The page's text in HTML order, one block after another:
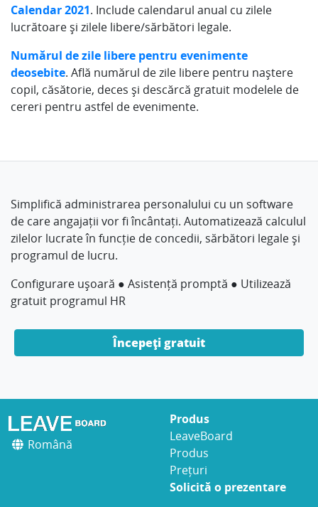
Calendar 2021. Include calendarul anual cu zilele
lucrătoare și zilele libere/sărbători legale.
Numărul de zile libere pentru evenimente
deosebite. Află numărul de zile libere pentru naștere
copil, căsătorie, deces și descărcă gratuit modelele de
cereri pentru astfel de evenimente.
Simplifică administrarea personalului cu un software
de care angajații vor fi încântați. Automatizează calculul
zilelor lucrate în funcție de concedii, sărbători legale și
programul de lucru.
Configurare ușoară ● Asistență promptă ● Utilizează
gratuit programul HR
Începeți gratuit
Română
Produs
LeaveBoard
Produs
Prețuri
Solicită o prezentare